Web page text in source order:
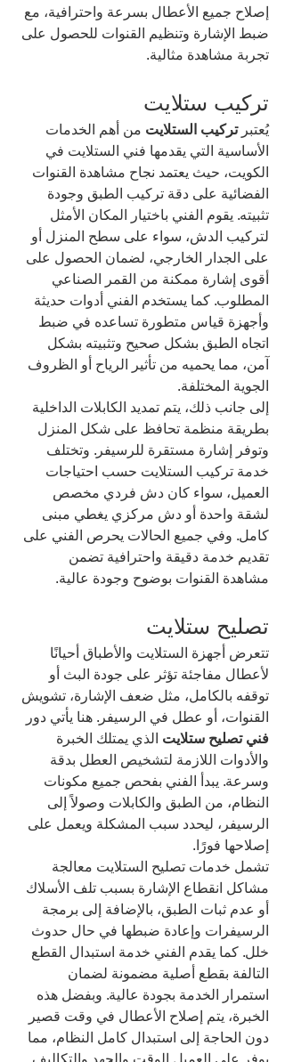
إصلاح جميع الأعطال بسرعة واحترافية، مع
ضبط الإشارة وتنظيم القنوات للحصول على
تجربة مشاهدة مثالية.
تركيب ستلايت
يُعتبر تركيب الستلايت من أهم الخدمات
الأساسية التي يقدمها فني الستلايت في
الكويت، حيث يعتمد نجاح مشاهدة القنوات
الفضائية على دقة تركيب الطبق وجودة
تثبيته. يقوم الفني باختيار المكان الأمثل
لتركيب الدش، سواء على سطح المنزل أو
على الجدار الخارجي، لضمان الحصول على
أقوى إشارة ممكنة من القمر الصناعي
المطلوب. كما يستخدم الفني أدوات حديثة
وأجهزة قياس متطورة تساعده في ضبط
اتجاه الطبق بشكل صحيح وتثبيته بشكل
آمن، مما يحميه من تأثير الرياح أو الظروف
الجوية المختلفة.
إلى جانب ذلك، يتم تمديد الكابلات الداخلية
بطريقة منظمة تحافظ على شكل المنزل
وتوفر إشارة مستقرة للرسيفر. وتختلف
خدمة تركيب الستلايت حسب احتياجات
العميل، سواء كان دش فردي مخصص
لشقة واحدة أو دش مركزي يغطي مبنى
كامل. وفي جميع الحالات يحرص الفني على
تقديم خدمة دقيقة واحترافية تضمن
مشاهدة القنوات بوضوح وجودة عالية.
تصليح ستلايت
تتعرض أجهزة الستلايت والأطباق أحيانًا
لأعطال مفاجئة تؤثر على جودة البث أو
توقفه بالكامل، مثل ضعف الإشارة، تشويش
القنوات، أو عطل في الرسيفر. هنا يأتي دور
فني تصليح ستلايت الذي يمتلك الخبرة
والأدوات اللازمة لتشخيص العطل بدقة
وسرعة. يبدأ الفني بفحص جميع مكونات
النظام، من الطبق والكابلات وصولاً إلى
الرسيفر، ليحدد سبب المشكلة ويعمل على
إصلاحها فورًا.
تشمل خدمات تصليح الستلايت معالجة
مشاكل انقطاع الإشارة بسبب تلف الأسلاك
أو عدم ثبات الطبق، بالإضافة إلى برمجة
الرسيفرات وإعادة ضبطها في حال حدوث
خلل. كما يقدم الفني خدمة استبدال القطع
التالفة بقطع أصلية مضمونة لضمان
استمرار الخدمة بجودة عالية. وبفضل هذه
الخبرة، يتم إصلاح الأعطال في وقت قصير
دون الحاجة إلى استبدال كامل النظام، مما